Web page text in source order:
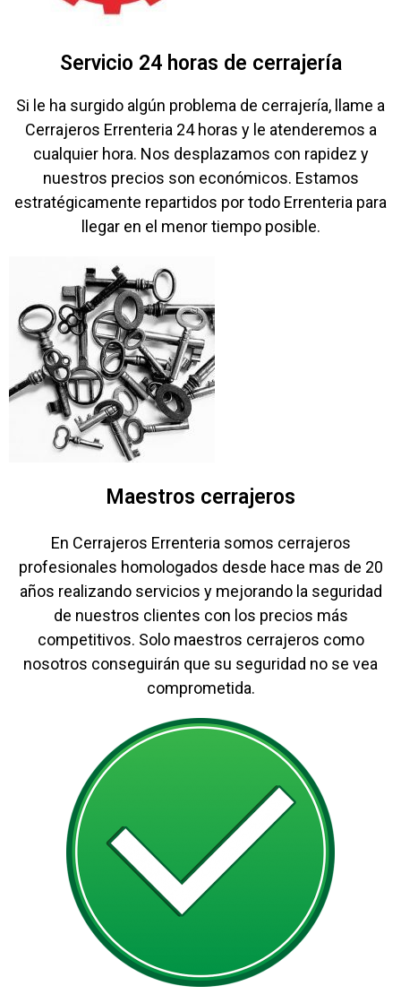
Servicio 24 horas de cerrajería
Si le ha surgido algún problema de cerrajería, llame a
Cerrajeros Errenteria 24 horas y le atenderemos a
cualquier hora. Nos desplazamos con rapidez y
nuestros precios son económicos. Estamos
estratégicamente repartidos por todo Errenteria para
llegar en el menor tiempo posible.
Maestros cerrajeros
En Cerrajeros Errenteria somos cerrajeros
profesionales homologados desde hace mas de 20
años realizando servicios y mejorando la seguridad
de nuestros clientes con los precios más
competitivos. Solo maestros cerrajeros como
nosotros conseguirán que su seguridad no se vea
comprometida.